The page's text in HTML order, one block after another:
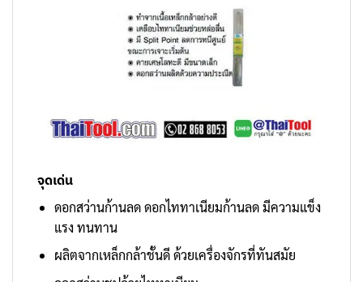
จุดเด่น
ดอกสว่านก้านลดดอกไททาเนียมก้านลด มีความแข็ง
แรง ทนทาน
ผลิตจากเหล็กกล้าชั้นดี ด้วยเครื่องจักรที่ทันสมัย